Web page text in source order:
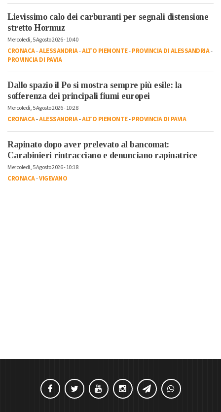
Lievissimo calo dei carburanti per segnali distensione
stretto Hormuz
Mercoledì, 5 Agosto 2026 - 10:40
CRONACA-ALESSANDRIA-ALTO PIEMONTE-PROVINCIA DI ALESSANDRIA-
PROVINCIA DI PAVIA
Dallo spazio il Po si mostra sempre più esile: la
sofferenza dei principali fiumi europei
Mercoledì, 5 Agosto 2026 - 10:28
CRONACA-ALESSANDRIA-ALTO PIEMONTE-PROVINCIA DI PAVIA
Rapinato dopo aver prelevato al bancomat:
Carabinieri rintracciano e denunciano rapinatrice
Mercoledì, 5 Agosto 2026 - 10:18
CRONACA-VIGEVANO